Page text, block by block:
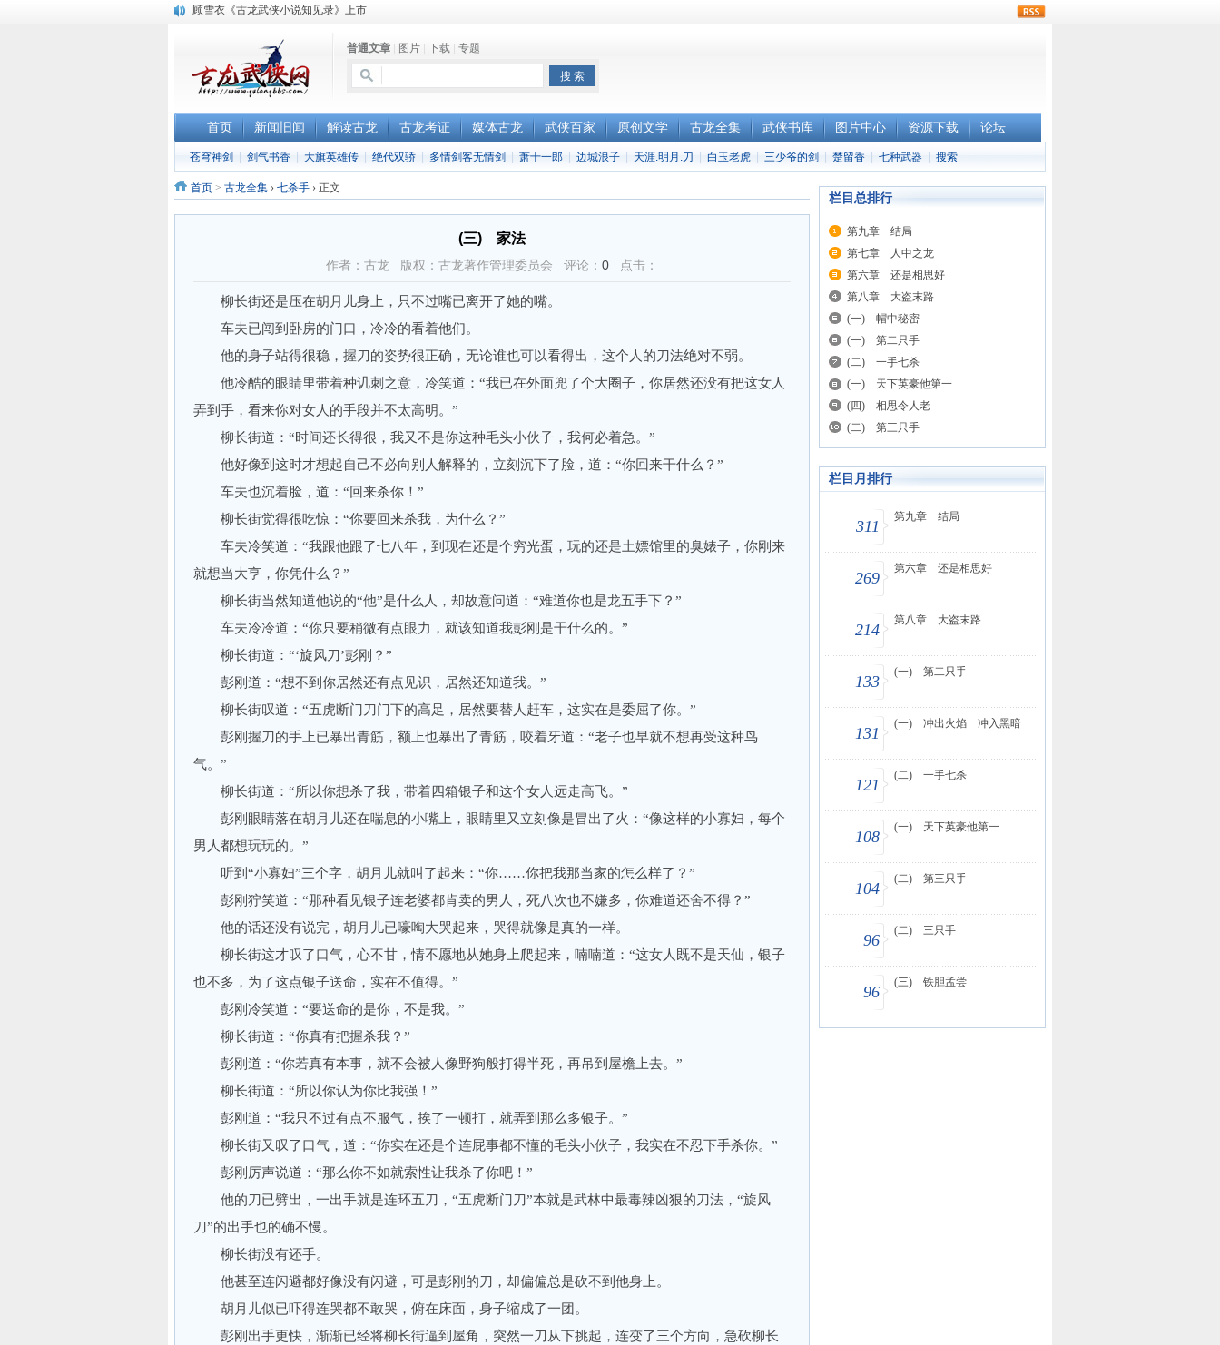
顾雪衣《古龙武侠小说知见录》上市
《古龙小说原貌探究》修订版已上市普通文章 图片 下载 专题
首页 新闻旧闻 解读古龙 古龙考证 媒体古龙 武侠百家 原创文学 古龙全集 武侠书库 图片中心 资源下载 论坛
苍穹神剑 剑气书香 大旗英雄传 绝代双骄 多情剑客无情剑 萧十一郎 边城浪子 天涯.明月.刀 白玉老虎 三少爷的剑 楚留香 七种武器 搜索
首页 > 古龙全集 › 七杀手 › 正文
(三) 家法
作者：古龙 版权：古龙著作管理委员会 评论： 0 点击：
柳长街还是压在胡月儿身上，只不过嘴已离开了她的嘴。
车夫已闯到卧房的门口，冷冷的看着他们。
他的身子站得很稳，握刀的姿势很正确，无论谁也可以看得出，这个人的刀法绝对不弱。
他冷酷的眼睛里带着种讥刺之意，冷笑道：“我已在外面兜了个大圈子，你居然还没有把这女人
弄到手，看来你对女人的手段并不太高明。”
柳长街道：“时间还长得很，我又不是你这种毛头小伙子，我何必着急。”
他好像到这时才想起自己不必向别人解释的，立刻沉下了脸，道：“你回来干什么？”
车夫也沉着脸，道：“回来杀你！”
柳长街觉得很吃惊：“你要回来杀我，为什么？”
车夫冷笑道：“我跟他跟了七八年，到现在还是个穷光蛋，玩的还是土嫖馆里的臭婊子，你刚来
就想当大亨，你凭什么？”
柳长街当然知道他说的“他”是什么人，却故意问道：“难道你也是龙五手下？”
车夫冷冷道：“你只要稍微有点眼力，就该知道我彭刚是干什么的。”
柳长街道：“‘旋风刀’彭刚？”
彭刚道：“想不到你居然还有点见识，居然还知道我。”
柳长街叹道：“五虎断门刀门下的高足，居然要替人赶车，这实在是委屈了你。”
彭刚握刀的手上已暴出青筋，额上也暴出了青筋，咬着牙道：“老子也早就不想再受这种鸟
气。”
柳长街道：“所以你想杀了我，带着四箱银子和这个女人远走高飞。”
彭刚眼睛落在胡月儿还在喘息的小嘴上，眼睛里又立刻像是冒出了火：“像这样的小寡妇，每个
男人都想玩玩的。”
听到“小寡妇”三个字，胡月儿就叫了起来：“你……你把我那当家的怎么样了？”
彭刚狞笑道：“那种看见银子连老婆都肯卖的男人，死八次也不嫌多，你难道还舍不得？”
他的话还没有说完，胡月儿已嚎啕大哭起来，哭得就像是真的一样。
柳长街这才叹了口气，心不甘，情不愿地从她身上爬起来，喃喃道：“这女人既不是天仙，银子
也不多，为了这点银子送命，实在不值得。”
彭刚冷笑道：“要送命的是你，不是我。”
柳长街道：“你真有把握杀我？”
彭刚道：“你若真有本事，就不会被人像野狗般打得半死，再吊到屋檐上去。”
柳长街道：“所以你认为你比我强！”
彭刚道：“我只不过有点不服气，挨了一顿打，就弄到那么多银子。”
柳长街又叹了口气，道：“你实在还是个连屁事都不懂的毛头小伙子，我实在不忍下手杀你。”
彭刚厉声说道：“那么你不如就索性让我杀了你吧！”
他的刀已劈出，一出手就是连环五刀，“五虎断门刀”本就是武林中最毒辣凶狠的刀法，“旋风
刀”的出手也的确不慢。
柳长街没有还手。
他甚至连闪避都好像没有闪避，可是彭刚的刀，却偏偏总是砍不到他身上。
胡月儿似已吓得连哭都不敢哭，俯在床面，身子缩成了一团。
彭刚出手更快，渐渐已经将柳长街逼到屋角，突然一刀从下挑起，连变了三个方向，急砍柳长
栏目总排行
第九章 结局
第七章 人中之龙
第六章 还是相思好
第八章 大盗末路
(一) 帽中秘密
(一) 第二只手
(二) 一手七杀
(一) 天下英豪他第一
(四) 相思令人老
(二) 第三只手
栏目月排行
311
第九章 结局
269
第六章 还是相思好
214
第八章 大盗末路
133
(一) 第二只手
131
(一) 冲出火焰 冲入黑暗
121
(二) 一手七杀
108
(一) 天下英豪他第一
104
(二) 第三只手
96
(二) 三只手
96
(三) 铁胆孟尝